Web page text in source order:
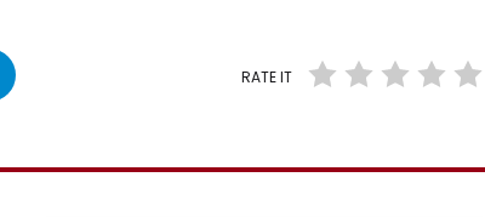
RATE IT